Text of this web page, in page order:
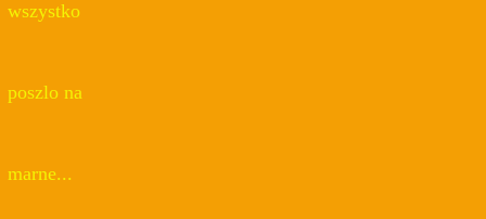
wszystko
poszlo na
marne...